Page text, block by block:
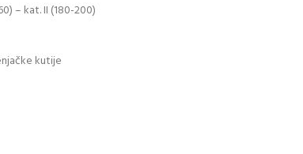
– kat. II (180-200)
kutije